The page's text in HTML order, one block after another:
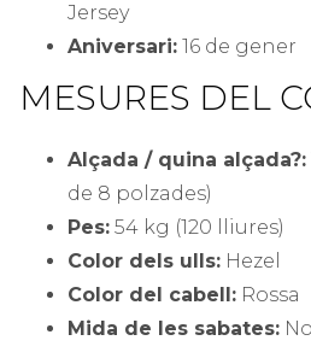
Jersey
Aniversari: 16 de gener
MESURES DEL
Alçada / quina alçada?:
de 8 polzades)
Pes: 54 kg (120 lliures)
Color dels ulls: Hezel
Color del cabell: Rossa
Mida de les sabates: